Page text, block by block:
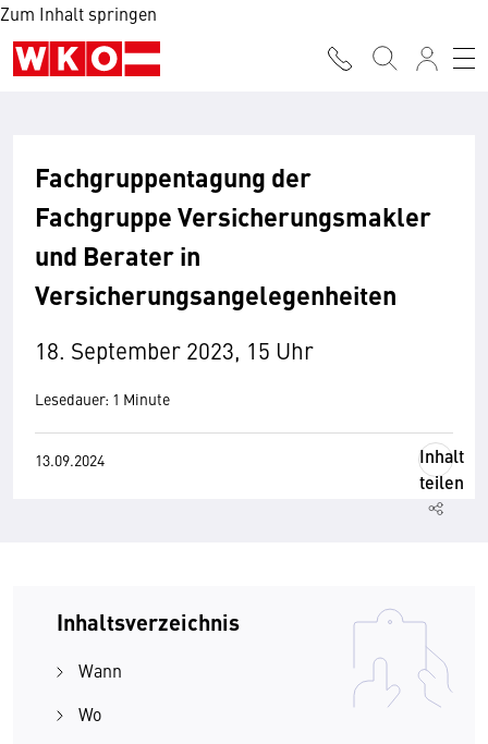
Zum Inhalt springen
Fachgruppentagung der
Fachgruppe Versicherungsmakler
und Berater in
Versicherungsangelegenheiten
18. September 2023, 15 Uhr
Lesedauer: 1 Minute
13.09.2024
Inhalt
teilen
Inhaltsverzeichnis
Wann
Wo